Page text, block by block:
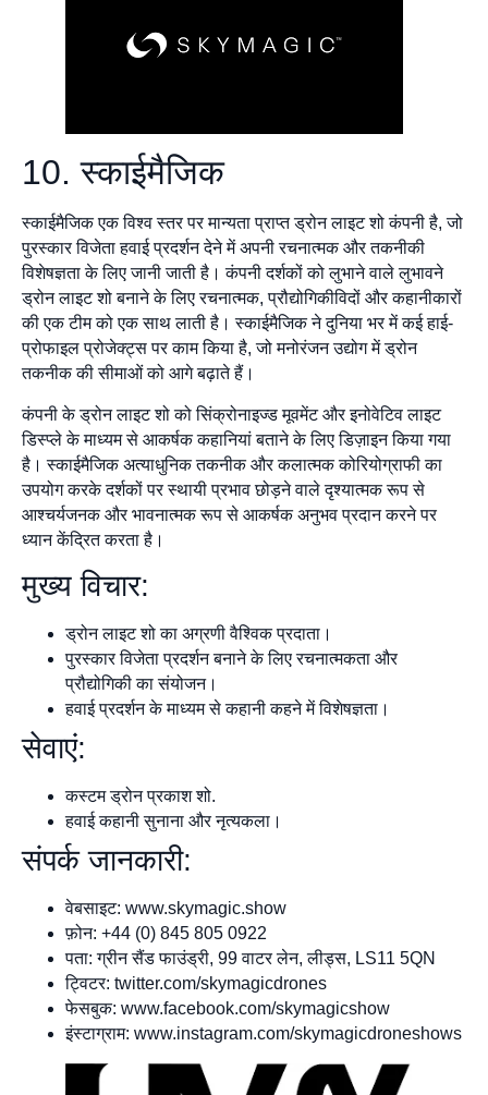
10. स्काईमैजिक
स्काईमैजिक एक विश्व स्तर पर मान्यता प्राप्त ड्रोन लाइट शो कंपनी है, जो
पुरस्कार विजेता हवाई प्रदर्शन देने में अपनी रचनात्मक और तकनीकी
विशेषज्ञता के लिए जानी जाती है। कंपनी दर्शकों को लुभाने वाले लुभावने
ड्रोन लाइट शो बनाने के लिए रचनात्मक, प्रौद्योगिकीविदों और कहानीकारों
की एक टीम को एक साथ लाती है। स्काईमैजिक ने दुनिया भर में कई हाई-
प्रोफाइल प्रोजेक्ट्स पर काम किया है, जो मनोरंजन उद्योग में ड्रोन
तकनीक की सीमाओं को आगे बढ़ाते हैं।
कंपनी के ड्रोन लाइट शो को सिंक्रोनाइज्ड मूवमेंट और इनोवेटिव लाइट
डिस्प्ले के माध्यम से आकर्षक कहानियां बताने के लिए डिज़ाइन किया गया
है। स्काईमैजिक अत्याधुनिक तकनीक और कलात्मक कोरियोग्राफी का
उपयोग करके दर्शकों पर स्थायी प्रभाव छोड़ने वाले दृश्यात्मक रूप से
आश्चर्यजनक और भावनात्मक रूप से आकर्षक अनुभव प्रदान करने पर
ध्यान केंद्रित करता है।
मुख्य विचार:
ड्रोन लाइट शो का अग्रणी वैश्विक प्रदाता।
पुरस्कार विजेता प्रदर्शन बनाने के लिए रचनात्मकता और
प्रौद्योगिकी का संयोजन।
हवाई प्रदर्शन के माध्यम से कहानी कहने में विशेषज्ञता।
सेवाएं:
कस्टम ड्रोन प्रकाश शो.
हवाई कहानी सुनाना और नृत्यकला।
संपर्क जानकारी:
वेबसाइट: www.skymagic.show
फ़ोन: +44 (0) 845 805 0922
पता: ग्रीन सैंड फाउंड्री, 99 वाटर लेन, लीड्स, LS11 5QN
ट्विटर: twitter.com/skymagicdrones
फेसबुक: www.facebook.com/skymagicshow
इंस्टाग्राम: www.instagram.com/skymagicdroneshows